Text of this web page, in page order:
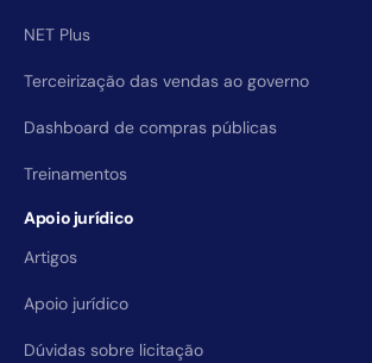
NET Plus
Terceirização das vendas ao governo
Dashboard de compras públicas
Treinamentos
Apoio jurídico
Artigos
Apoio jurídico
Dúvidas sobre licitação